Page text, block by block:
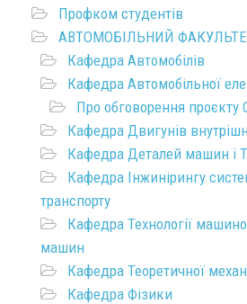
Профком студентів
АВТОМОБІЛЬНИЙ
Кафедра Автомобілів
Кафедра Автомобільної
Про обговорення проєкту
Кафедра Двигунів
Кафедра Деталей машин і
Кафедра Інжинірингу
транспорту
Кафедра Технології
машин
Кафедра Теоретичної
Кафедра Фізики